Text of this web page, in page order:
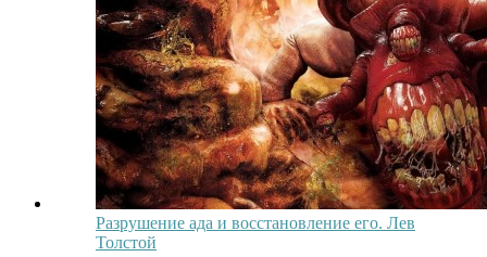
Разрушение ада и восстановление его. Лев
Толстой